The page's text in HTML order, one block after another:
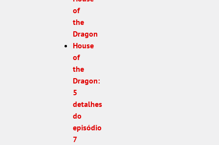
of
the
Dragon
House
of
the
Dragon:
5
detalhes
do
episódio
7